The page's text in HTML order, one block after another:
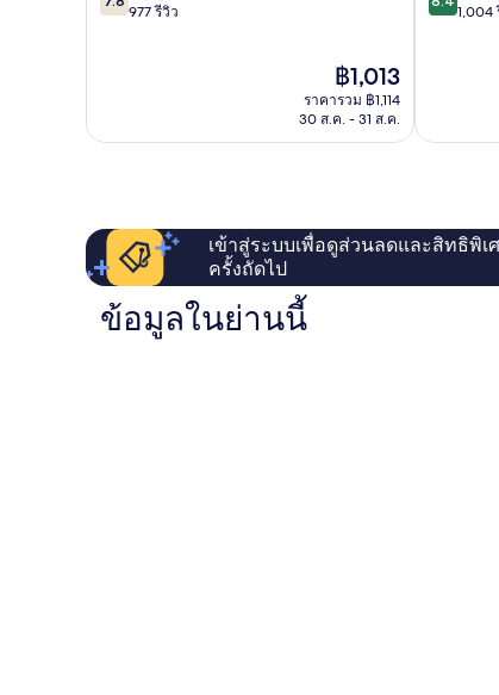
โยโต
จาก977 รีวิว
ราคา
ปัจจุบัน
คือ
฿1,013
ราคารวม ฿1,114
30 ส.ค. - 31 ส.ค.
โม
จาก1,004
เข้าสู่ระบบเพื่อดูส่วนลดและสิทธิพิเ
ครั้งถัดไป
ข้อมูลในย่านนี้